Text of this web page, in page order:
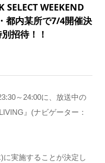
WEEKEND
内某所で7/4開催決
招待！！
～24:00に、放送中の
』(ナビゲーター：
実施することが決定し